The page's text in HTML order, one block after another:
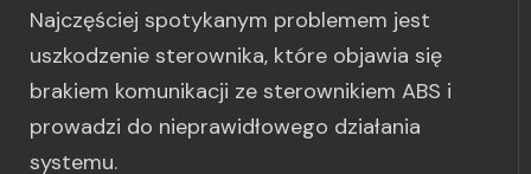
Najczęściej spotykanym problemem jest
uszkodzenie sterownika, które objawia się
brakiem komunikacji ze sterownikiem ABS i
prowadzi do nieprawidłowego działania
systemu.